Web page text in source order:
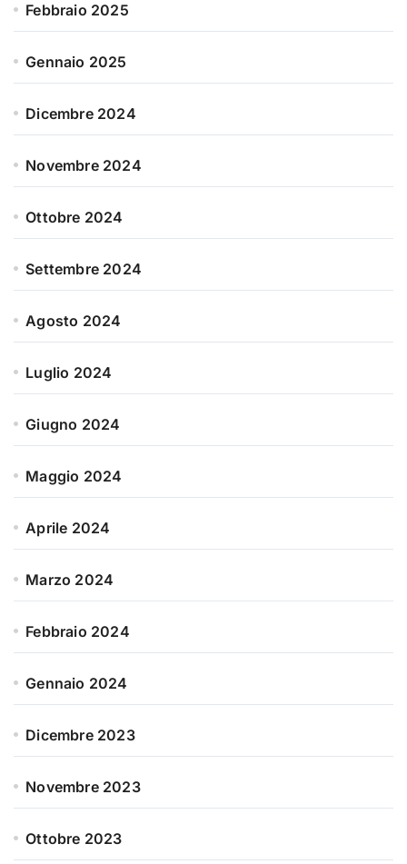
Febbraio 2025
Gennaio 2025
Dicembre 2024
Novembre 2024
Ottobre 2024
Settembre 2024
Agosto 2024
Luglio 2024
Giugno 2024
Maggio 2024
Aprile 2024
Marzo 2024
Febbraio 2024
Gennaio 2024
Dicembre 2023
Novembre 2023
Ottobre 2023